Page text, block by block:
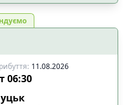
: 11.08.2026
06:30